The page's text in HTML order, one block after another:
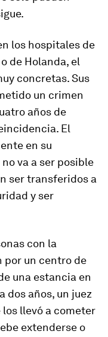
los hospitales de
de Holanda, el
concretas. Sus
un crimen
años de
El
en su
va a ser posible
ser transferidos a
y ser
con la
por un centro de
una estancia en
dos años, un juez
llevó a cometer
extenderse o